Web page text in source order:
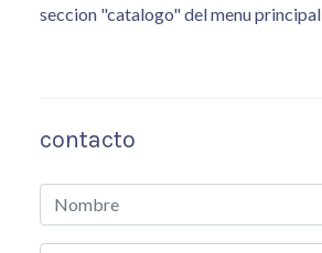
seccion "catalogo" del menu principal
contacto